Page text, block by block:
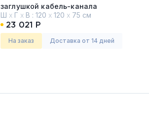
заглушкой кабель-канала
Таксония светлая
Ш х Г х В : 120 х 120 х 75 см
23 021 Р
На заказ Доставка от 14 дней